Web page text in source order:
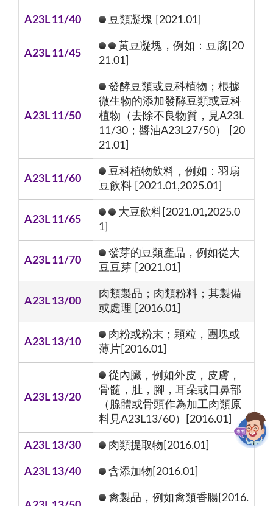
A23L 11/40 豆類凝塊 [2021.01]
A23L 11/45
黃豆凝塊，例如：豆腐[20
21.01]
A23L 11/50
發酵豆類或豆科植物；根據
微生物的添加發酵豆類或豆科
植物（去除不良物質，見A23L
11/30；醬油A23L27/50） [20
21.01]
A23L 11/60
豆科植物飲料，例如：羽扇
豆飲料 [2021.01,2025.01]
A23L 11/65
大豆飲料[2021.01,2025.0
1]
A23L 11/70
發芽的豆類產品，例如從大
豆豆芽 [2021.01]
A23L 13/00
肉類製品；肉類粉料；其製備
或處理 [2016.01]
A23L 13/10
肉粉或粉末；顆粒，團塊或
薄片[2016.01]
A23L 13/20
從內臟，例如外皮，皮膚，
骨髓，肚，腳，耳朵或口鼻部
（腺體或骨頭作為加工肉類原
料見A23L13/60）[2016.01]
A23L 13/30 肉類提取物[2016.01]
A23L 13/40 含添加物[2016.01]
禽製品，例如禽類香腸[2016.